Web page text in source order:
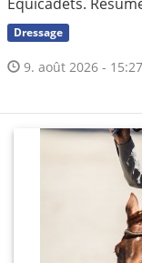
Dressage
9. août 2026 - 15:27